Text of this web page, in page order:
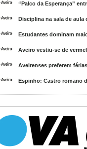
“Palco da Esperança”
Disciplina na sala de aula
Estudantes dominam
Aveiro vestiu-se de
Aveirenses preferem
Espinho: Castro romano